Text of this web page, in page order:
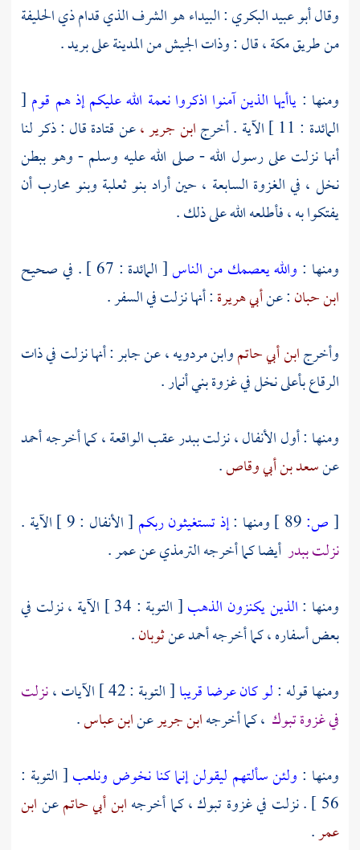
وقالأبو عبيد البكري: البيداء هو الشرف الذي قدامذي الحليفة
من طريقمكة ،قال : وذات الجيش منالمدينةعلى بريد .
ومنها : ياأيها الذين آمنوا اذكروا نعمة الله عليكم إذ هم قوم [
المائدة : 11 ] الآية . أخرج
ابن جرير ،عنقتادةقال : ذكر لنا
أنها نزلت على رسول الله - صلى الله عليه وسلم - وهوببطن
نخل ، في الغزوة السابعة ، حين أرادبنو ثعلبة وبنو محارب أن
يفتكوا به ، فأطلعه الله على ذلك .
ومنها : والله يعصمك من الناس[ المائدة : 67 ] . في صحيح
ابن حبان: عنأبي هريرة: أنها نزلت في السفر .
وأخرجابن أبي حاتموابن مردويه ،عنجابر: أنها نزلت فيذات
الرقاعبأعلى نخل في غزوةبني أنمار.
ومنها : أول الأنفال ، نزلتببدرعقب الواقعة ، كما أخرجهأحمد
عنسعد بن أبي وقاص.
[ص: ومنها :إذ تستغيثون ربكم [ الأنفال : 9 ] الآية .
نزلتببدر أيضا كما أخرجهالترمذيعنعمر.
ومنها :الذين يكنزون الذهب
[ التوبة : 34 ] الآية ، نزلت في
بعض أسفاره ، كما أخرجهأحمدعنثوبان.
ومنها قوله :لو كان عرضا قريبا[ التوبة : 42 ] الآيات ،
نزلت
في غزوةتبوك ، كما أخرجهابن جريرعنابن عباس.
ومنها : ولئن سألتهم ليقولن إنما كنا نخوض ونلعب[ التوبة :
56 ] . نزلت في غزوة
تبوك ،كما أخرجهابن أبي حاتمعنابن
عمر.